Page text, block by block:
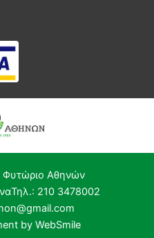
Αθηνών​
Τηλ.: 210 3478002
by WebSmile